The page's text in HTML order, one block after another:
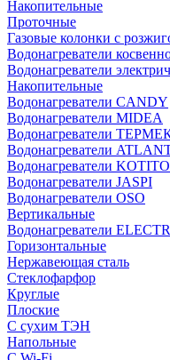
Накопительные
Проточные
Газовые колонки с
Водонагреватели
Водонагреватели
Накопительные
Водонагреватели CANDY
Водонагреватели MIDEA
Водонагреватели
Водонагреватели
Водонагреватели
Водонагреватели JASPI
Водонагреватели OSO
Вертикальные
Водонагреватели
Горизонтальные
Нержавеющая сталь
Стеклофарфор
Круглые
Плоские
С сухим ТЭН
Напольные